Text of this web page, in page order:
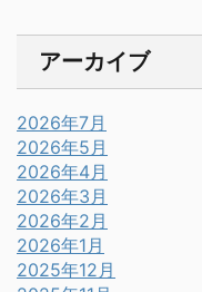
アーカイブ
2026年7月
2026年5月
2026年4月
2026年3月
2026年2月
2026年1月
2025年12月